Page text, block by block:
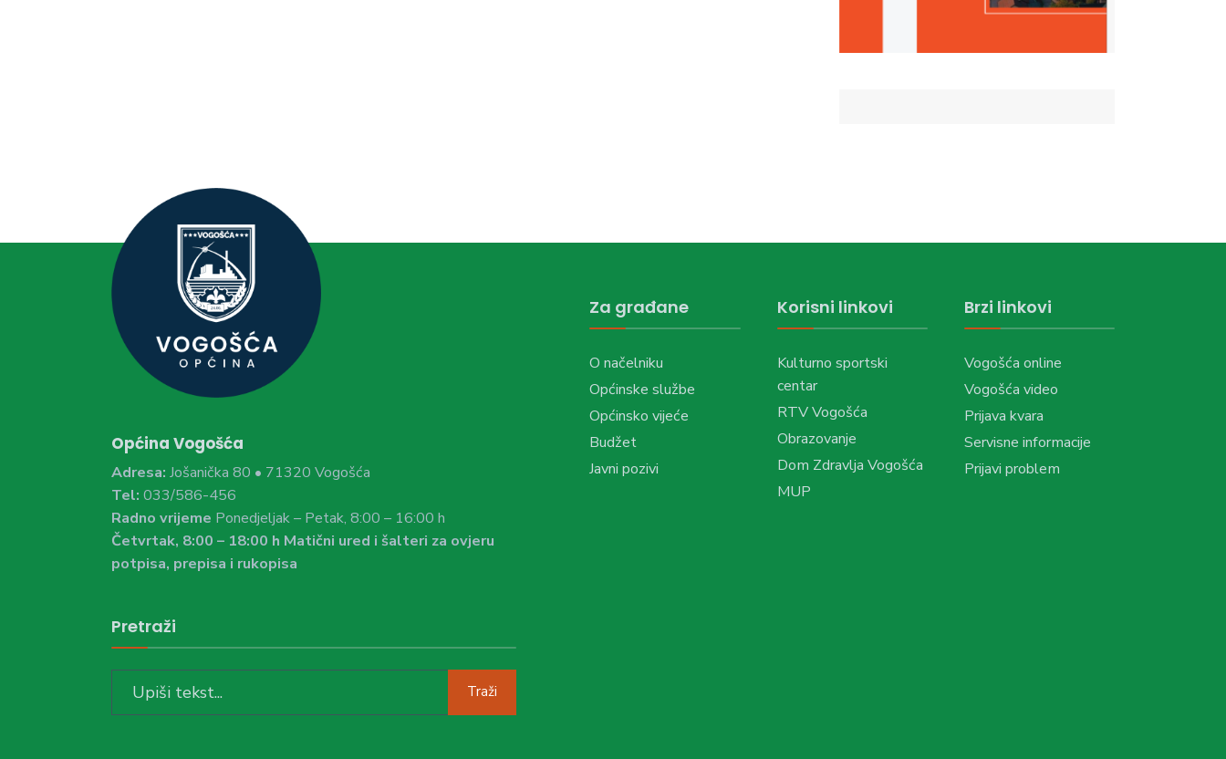
Općina Vogošća
Adresa: Jošanička 80 • 71320 Vogošća
Tel: 033/586-456
Radno vrijeme Ponedjeljak – Petak, 8:00 – 16:00 h
Četvrtak, 8:00 – 18:00 h Matični ured i šalteri za ovjeru
potpisa, prepisa i rukopisa
Pretraži
Traži
Za građane
O načelniku
Općinske službe
Općinsko vijeće
Budžet
Javni pozivi
Korisni linkovi
Kulturno sportski
centar
RTV Vogošća
Obrazovanje
Dom Zdravlja Vogošća
MUP
Brzi linkovi
Vogošća online
Vogošća video
Prijava kvara
Servisne informacije
Prijavi problem